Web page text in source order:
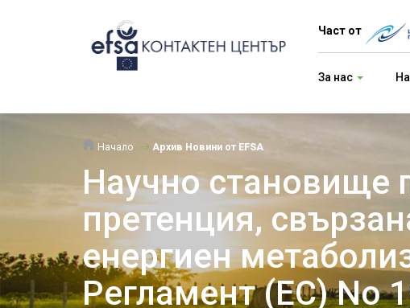
Част от
За нас
Начало Архив Новини от EFSA
Научно становище
претенция,
енергиен
Регламент (EC) No